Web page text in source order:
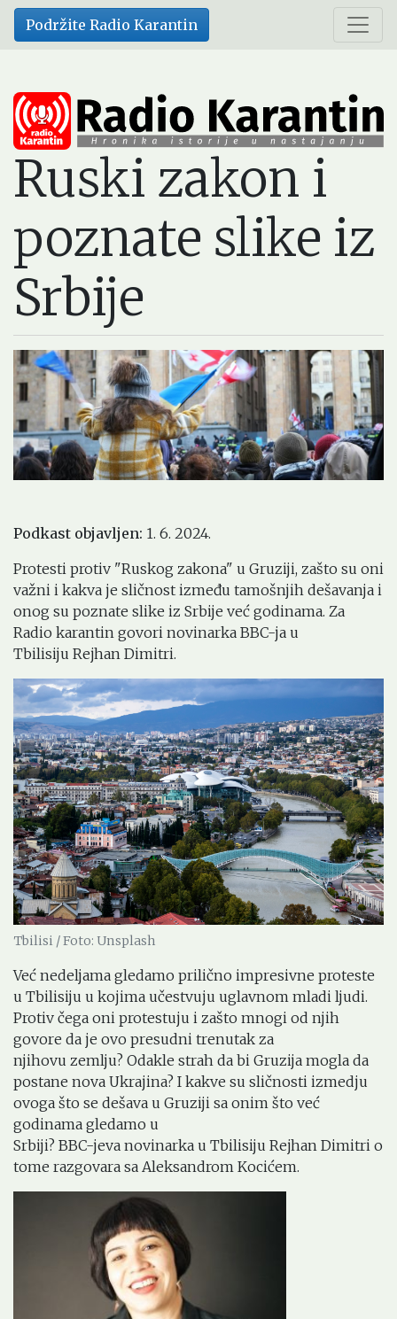
Skip
Podržite Radio Karantin
Ruski zakon i
poznate slike iz
Srbije
Podkast objavljen: 1. 6. 2024.
Protesti protiv "Ruskog zakona" u Gruziji, zašto su oni
važni i kakva je sličnost između tamošnjih dešavanja i
onog su poznate slike iz Srbije već godinama. Za
Radio karantin govori novinarka BBC-ja u
Tbilisiju Rejhan Dimitri.
Tbilisi / Foto: Unsplash
Već nedeljama gledamo prilično impresivne proteste
u Tbilisiju u kojima učestvuju uglavnom mladi ljudi.
Protiv čega oni protestuju i zašto mnogi od njih
govore da je ovo presudni trenutak za
njihovu zemlju? Odakle strah da bi Gruzija mogla da
postane nova Ukrajina? I kakve su sličnosti izmedju
ovoga što se dešava u Gruziji sa onim što već
godinama gledamo u
Srbiji? BBC-jeva novinarka u Tbilisiju Rejhan Dimitri o
tome razgovara sa Aleksandrom Kocićem.